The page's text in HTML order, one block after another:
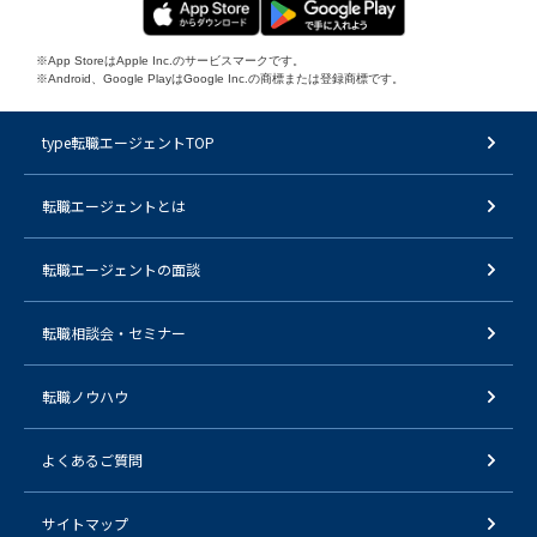
※App StoreはApple Inc.のサービスマークです。
※Android、Google PlayはGoogle Inc.の商標または登録商標です。
type転職エージェントTOP
転職エージェントとは
転職エージェントの面談
転職相談会・セミナー
転職ノウハウ
よくあるご質問
サイトマップ